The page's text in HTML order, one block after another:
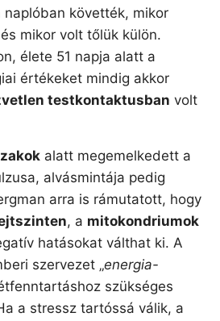
követték, mikor
mikor volt tőlük külön.
élete 51 napja alatt a
értékeket mindig akkor
testkontaktusban volt
alatt megemelkedett a
alvásmintája pedig
arra is rámutatott, hogy
, a mitokondriumok
hatásokat válthat ki. A
szervezet „energia-
szükséges
a stressz tartóssá válik, a